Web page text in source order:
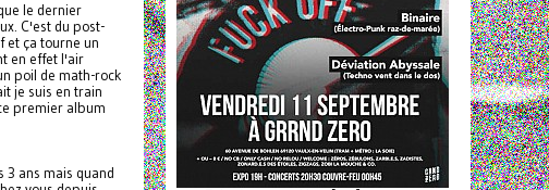
le dernier
C'est du post-
et ça tourne un
en effet l'air
poil de math-rock
je suis en train
premier album
3 ans mais quand